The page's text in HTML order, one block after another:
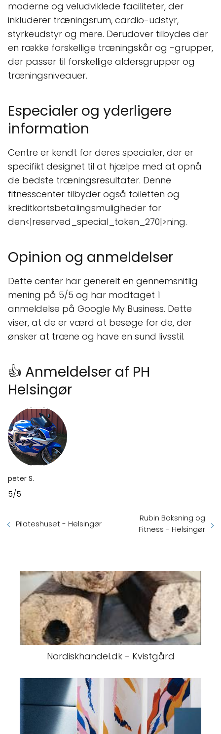
moderne og veludviklede faciliteter, der
inkluderer træningsrum, cardio-udstyr,
styrkeudstyr og mere. Derudover tilbydes der
en række forskellige træningskår og -grupper,
der passer til forskellige aldersgrupper og
træningsniveauer.
Especialer og yderligere
information
Centre er kendt for deres specialer, der er
specifikt designet til at hjælpe med at opnå
de bedste træningsresultater. Denne
fitnesscenter tilbyder også toiletten og
kreditkortsbetalingsmuligheder for
den<|reserved_special_token_270|>ning.
Opinion og anmeldelser
Dette center har generelt en gennemsnitlig
mening på 5/5 og har modtaget 1
anmeldelse på Google My Business. Dette
viser, at de er værd at besøge for de, der
ønsker at træne og have en sund livsstil.
👍 Anmeldelser af PH
Helsingør
peter S.
5/5
Pilateshuset - Helsingør
Rubin Boksning og
Fitness - Helsingør
Nordiskhandel.dk - Kvistgård